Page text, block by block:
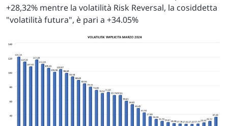
+28,32% mentre la volatilità Risk Reversal, la cosiddetta
"volatilità futura", è pari a +34.05%